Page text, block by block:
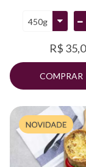
R$
COMPRAR